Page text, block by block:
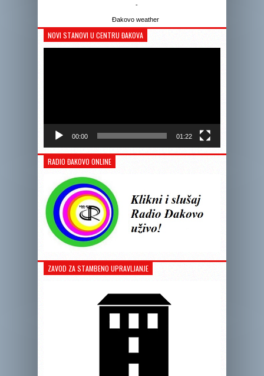
-
Đakovo weather
NOVI STANOVI U CENTRU ĐAKOVA
00:00 01:22
RADIO ĐAKOVO ONLINE
ZAVOD ZA STAMBENO UPRAVLJANJE